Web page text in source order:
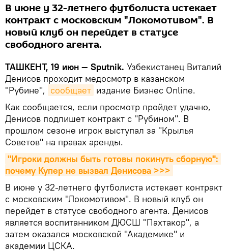
В июне у 32-летнего футболиста истекает
контракт с московским "Локомотивом". В
новый клуб он перейдет в статусе
свободного агента.
ТАШКЕНТ, 19 июн — Sputnik. Узбекистанец Виталий
Денисов проходит медосмотр в казанском
"Рубине", сообщает издание Бизнес Online.
Как сообщается, если просмотр пройдет удачно,
Денисов подпишет контракт с "Рубином". В
прошлом сезоне игрок выступал за "Крылья
Советов" на правах аренды.
"Игроки должны быть готовы покинуть сборную":
почему Купер не вызвал Денисова >>>
В июне у 32-летнего футболиста истекает контракт
с московским "Локомотивом". В новый клуб он
перейдет в статусе свободного агента. Денисов
является воспитанником ДЮСШ "Пахтакор", а
затем оказался московской "Академике" и
академии ЦСКА.